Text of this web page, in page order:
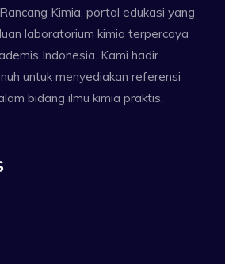
Kimia, portal edukasi yang
laboratorium kimia terpercaya
Indonesia. Kami hadir
untuk menyediakan referensi
bidang ilmu kimia praktis.